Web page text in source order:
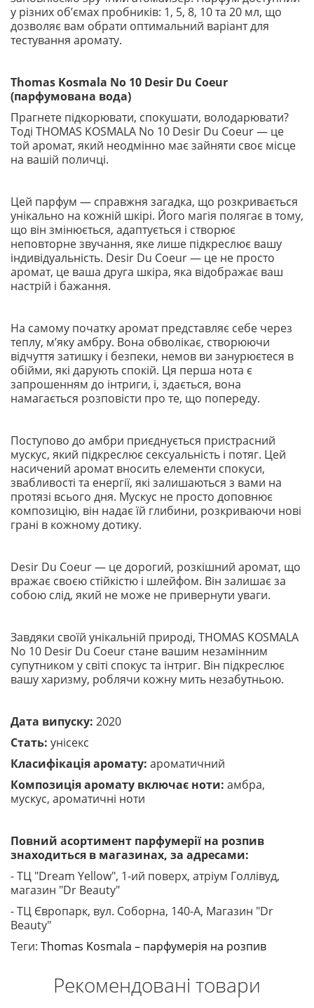
у різних обʼємах пробників: 1, 5, 8, 10 та 20 мл, що
дозволяє вам обрати оптимальний варіант для
тестування аромату.
Thomas Kosmala No 10 Desir Du Coeur
(парфумована вода)
Прагнете підкорювати, спокушати, володарювати?
Тоді THOMAS KOSMALA No 10 Desir Du Coeur — це
той аромат, який неодмінно має зайняти своє місце
на вашій поличці.
Цей парфум — справжня загадка, що розкривається
унікально на кожній шкірі. Його магія полягає в тому,
що він змінюється, адаптується і створює
неповторне звучання, яке лише підкреслює вашу
індивідуальність. Desir Du Coeur — це не просто
аромат, це ваша друга шкіра, яка відображає ваш
настрій і бажання.
На самому початку аромат представляє себе через
теплу, м’яку амбру. Вона обволікає, створюючи
відчуття затишку і безпеки, немов ви занурюєтеся в
обійми, які дарують спокій. Ця перша нота є
запрошенням до інтриги, і, здається, вона
намагається розповісти про те, що попереду.
Поступово до амбри приєднується пристрасний
мускус, який підкреслює сексуальність і потяг. Цей
насичений аромат вносить елементи спокуси,
звабливості та енергії, які залишаються з вами на
протязі всього дня. Мускус не просто доповнює
композицію, він надає їй глибини, розкриваючи нові
грані в кожному дотику.
Desir Du Coeur — це дорогий, розкішний аромат, що
вражає своєю стійкістю і шлейфом. Він залишає за
собою слід, який не може не привернути уваги.
Завдяки своїй унікальній природі, THOMAS KOSMALA
No 10 Desir Du Coeur стане вашим незамінним
супутником у світі спокус та інтриг. Він підкреслює
вашу харизму, роблячи кожну мить незабутньою.
Дата випуску: 2020
Стать: унісекс
Класифікація аромату: ароматичний
Композиція аромату включає ноти: амбра,
мускус, ароматичні ноти
Повний асортимент парфумерії на розпив
знаходиться в магазинах, за адресами:
- ТЦ "Dream Yellow", 1-ий поверх, атріум Голлівуд,
магазин "Dr Beauty"
- ТЦ Європарк, вул. Соборна, 140-A, Магазин "Dr
Beauty"
Теги: Thomas Kosmala – парфумерія на розпив
Рекомендовані товари